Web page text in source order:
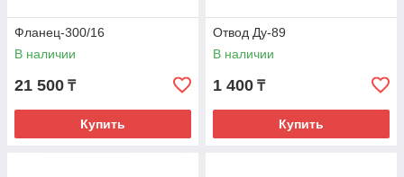
Фланец-300/16
В наличии
21 500 ₸
Купить
Отвод Ду-89
В наличии
1 400 ₸
Купить